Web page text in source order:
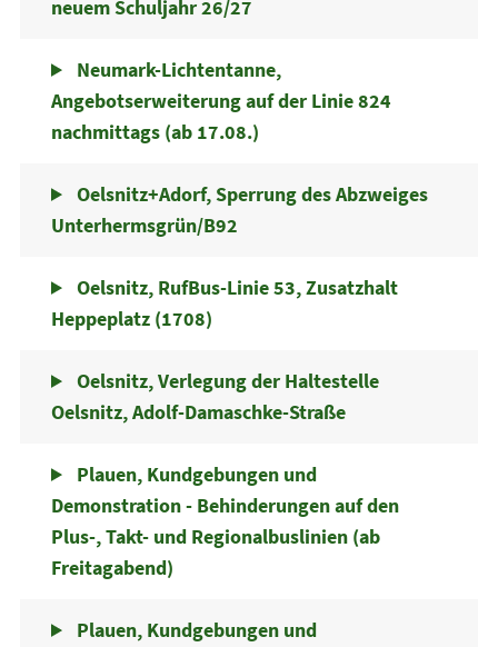
neuem Schuljahr 26/27
Neumark-Lichtentanne,
Angebotserweiterung auf der Linie 824
nachmittags (ab 17.08.)
Oelsnitz+Adorf, Sperrung des Abzweiges
Unterhermsgrün/B92
Oelsnitz, RufBus-Linie 53, Zusatzhalt
Heppeplatz (1708)
Oelsnitz, Verlegung der Haltestelle
Oelsnitz, Adolf-Damaschke-Straße
Plauen, Kundgebungen und
Demonstration - Behinderungen auf den
Plus-, Takt- und Regionalbuslinien (ab
Freitagabend)
Plauen, Kundgebungen und